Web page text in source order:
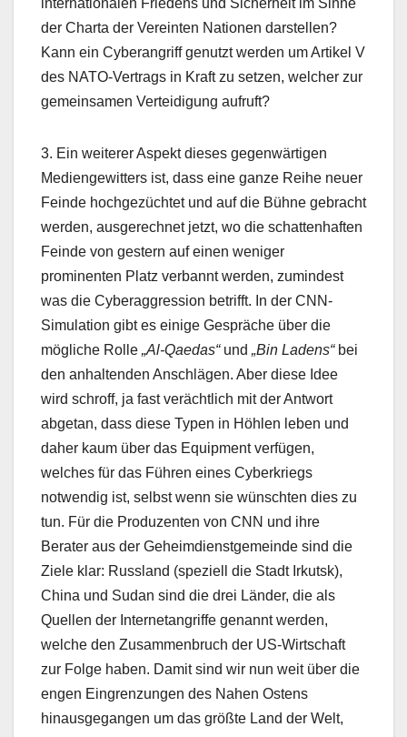
internationalen Friedens und Sicherheit im Sinne
der Charta der Vereinten Nationen darstellen?
Kann ein Cyberangriff genutzt werden um Artikel V
des NATO-Vertrags in Kraft zu setzen, welcher zur
gemeinsamen Verteidigung aufruft?
3. Ein weiterer Aspekt dieses gegenwärtigen
Mediengewitters ist, dass eine ganze Reihe neuer
Feinde hochgezüchtet und auf die Bühne gebracht
werden, ausgerechnet jetzt, wo die schattenhaften
Feinde von gestern auf einen weniger
prominenten Platz verbannt werden, zumindest
was die Cyberaggression betrifft. In der CNN-
Simulation gibt es einige Gespräche über die
mögliche Rolle „Al-Qaedas“und „Bin Ladens“bei
den anhaltenden Anschlägen. Aber diese Idee
wird schroff, ja fast verächtlich mit der Antwort
abgetan, dass diese Typen in Höhlen leben und
daher kaum über das Equipment verfügen,
welches für das Führen eines Cyberkriegs
notwendig ist, selbst wenn sie wünschten dies zu
tun. Für die Produzenten von CNN und ihre
Berater aus der Geheimdienstgemeinde sind die
Ziele klar: Russland (speziell die Stadt Irkutsk),
China und Sudan sind die drei Länder, die als
Quellen der Internetangriffe genannt werden,
welche den Zusammenbruch der US-Wirtschaft
zur Folge haben. Damit sind wir nun weit über die
engen Eingrenzungen des Nahen Ostens
hinausgegangen um das größte Land der Welt,